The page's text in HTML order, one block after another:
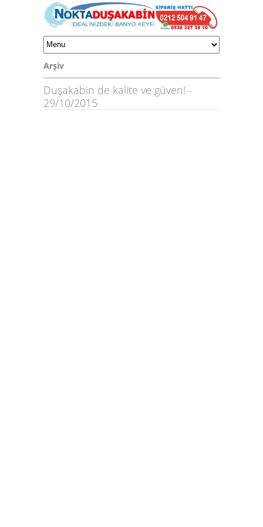
Arşiv
Duşakabin de kalite ve güven! -
29/10/2015